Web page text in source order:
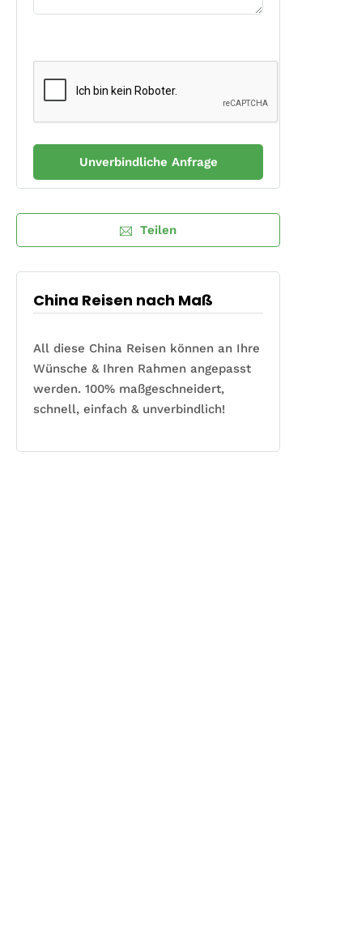
Teilen
China Reisen nach Maß
All diese China Reisen können an Ihre
Wünsche & Ihren Rahmen angepasst
werden. 100% maßgeschneidert,
schnell, einfach & unverbindlich!